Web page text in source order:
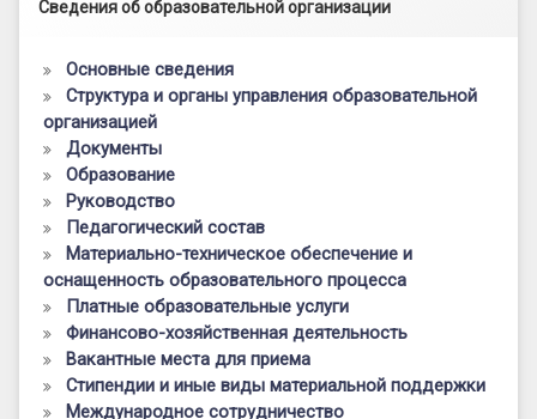
Сведения об образовательной организации
Основные сведения
Структура и органы управления образовательной
организацией
Документы
Образование
Руководство
Педагогический состав
Материально-техническое обеспечение и
оснащенность образовательного процесса
Платные образовательные услуги
Финансово-хозяйственная деятельность
Вакантные места для приема
Стипендии и иные виды материальной поддержки
Международное сотрудничество